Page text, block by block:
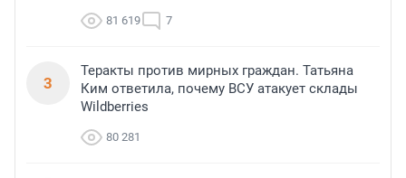
81 619 7
3
Теракты против мирных граждан. Татьяна
Ким ответила, почему ВСУ атакует склады
Wildberries
80 281